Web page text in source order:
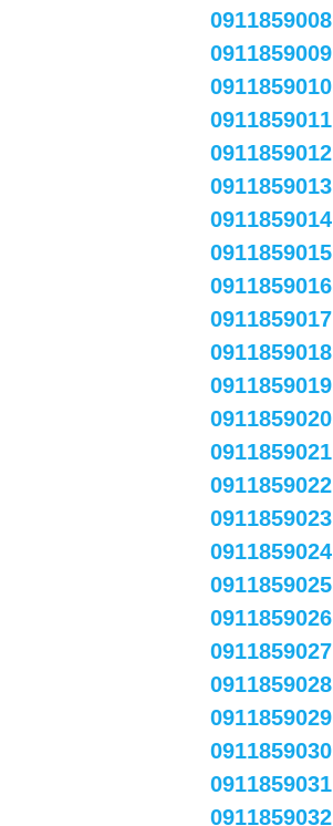
0911859008
0911859009
0911859010
0911859011
0911859012
0911859013
0911859014
0911859015
0911859016
0911859017
0911859018
0911859019
0911859020
0911859021
0911859022
0911859023
0911859024
0911859025
0911859026
0911859027
0911859028
0911859029
0911859030
0911859031
0911859032